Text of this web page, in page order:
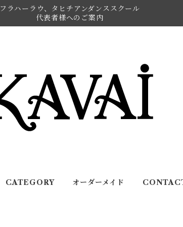
フラハーラウ、タヒチアンダンススクール
代表者様へのご案内
CATEGORY オーダーメイド